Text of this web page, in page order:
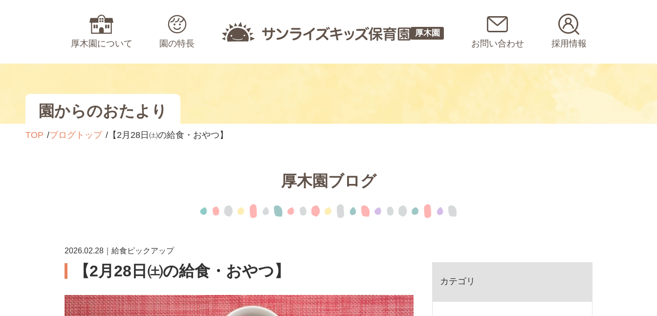
厚木園について 園の特長
厚木園
お問い合わせ 採用情報
園からのおたより
TOP ブログトップ 【2月28日㈯の給食・おやつ】
厚木園ブログ
2026.02.28｜給食ピックアップ
【2月28日㈯の給食・おやつ】
カテゴリ